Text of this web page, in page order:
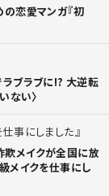
の恋愛マンガ『初
ラブラブに!? 大逆転
ない〉
事にしました
欺メイクが全国に放
メイクを仕事にし